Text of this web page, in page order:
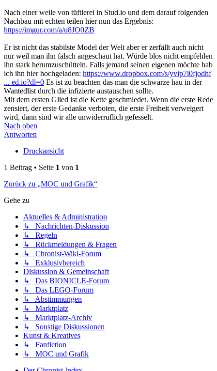
Nach einer weile von tüftlerei in Stud.io und dem darauf folgenden
Nachbau mit echten teilen hier nun das Ergebnis:
https://imgur.com/a/u8JO0ZB
Er ist nicht das stabilste Model der Welt aber er zerfällt auch nicht
nur weil man ihn falsch angeschaut hat. Würde blos nicht empfehlen
ihn stark herumzuschütteln. Falls jemand seinen eigenen möchte hab
ich ihn hier hochgeladen: https://www.dropbox.com/s/yvip7i0fjodhf
... ed.io?dl=0 Es ist zu beachten das man die schwarze hau in der
Wantedlist durch die infizierte austauschen sollte.
Mit dem ersten Glied ist die Kette geschmiedet. Wenn die erste Rede
zensiert, der erste Gedanke verboten, die erste Freiheit verweigert
wird, dann sind wir alle unwiderruflich gefesselt.
Nach oben
Antworten
Druckansicht
1 Beitrag • Seite 1 von 1
Zurück zu „MOC und Grafik“
Gehe zu
Aktuelles & Administration
↳ Nachrichten-Diskussion
↳ Regeln
↳ Rückmeldungen & Fragen
↳ Chronist-Wiki-Forum
↳ Exklusivbereich
Diskussion & Gemeinschaft
↳ Das BIONICLE-Forum
↳ Das LEGO-Forum
↳ Abstimmungen
↳ Marktplatz
↳ Marktplatz-Archiv
↳ Sonstige Diskussionen
Kunst & Kreatives
↳ Fanfiction
↳ MOC und Grafik